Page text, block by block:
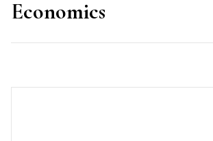
Economics